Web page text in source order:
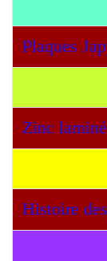
Plaques
Zinc
Histoire